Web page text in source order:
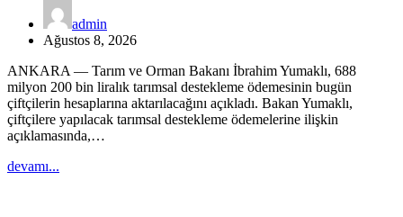
admin
Ağustos 8, 2026
ANKARA — Tarım ve Orman Bakanı İbrahim Yumaklı, 688
milyon 200 bin liralık tarımsal destekleme ödemesinin bugün
çiftçilerin hesaplarına aktarılacağını açıkladı. Bakan Yumaklı,
çiftçilere yapılacak tarımsal destekleme ödemelerine ilişkin
açıklamasında,…
devamı...